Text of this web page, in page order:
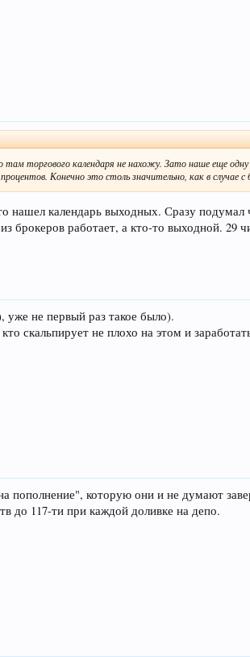
торгового календаря не нахожу. Зато наше еще
Конечно это столь значительно, как в случае
нашел календарь выходных. Сразу
работает, а кто-то выходной. 29
уже не первый раз такое было).
скальпирует не плохо на этом и
пополнение", которую они и не думают
до 117-ти при каждой доливке на депо.